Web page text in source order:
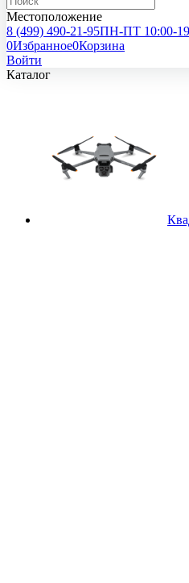
Местоположение
8 (499) 490-21-95ПН-ПТ 10:00-
0Избранное0Корзина
Войти
Каталог